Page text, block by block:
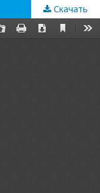
Скачать